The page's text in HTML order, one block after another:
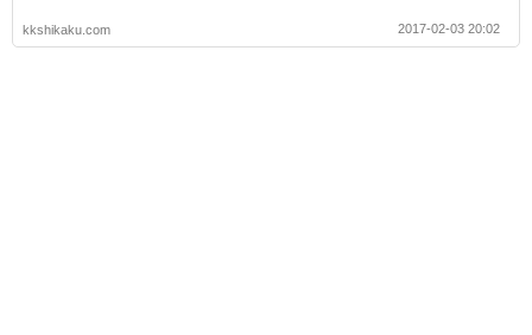
kkshikaku.com 2017-02-03 20:02